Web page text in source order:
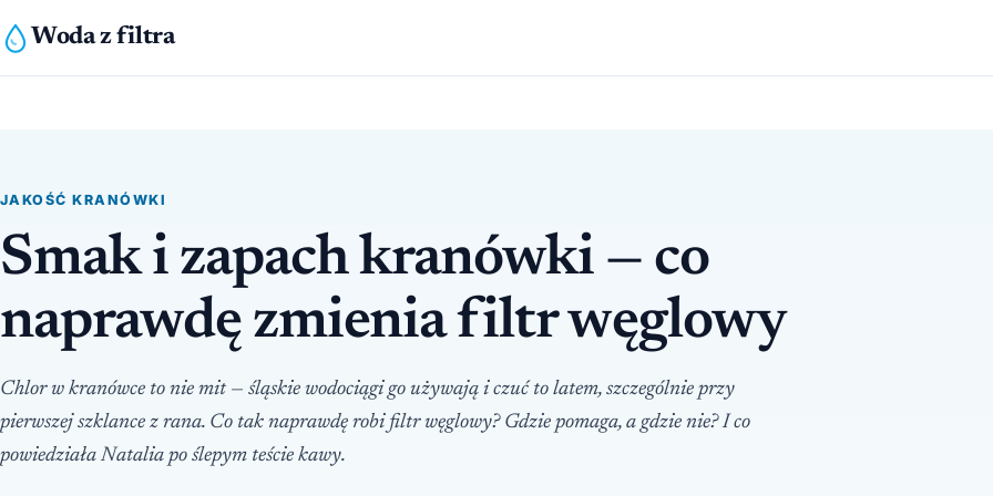
Woda z filtra
JAKOŚĆ KRANÓWKI
Smak i zapach kranówki — co
naprawdę zmienia filtr węglowy
Chlor w kranówce to nie mit — śląskie wodociągi go używają i czuć to latem, szczególnie przy
pierwszej szklance z rana. Co tak naprawdę robi filtr węglowy? Gdzie pomaga, a gdzie nie? I co
powiedziała Natalia po ślepym teście kawy.